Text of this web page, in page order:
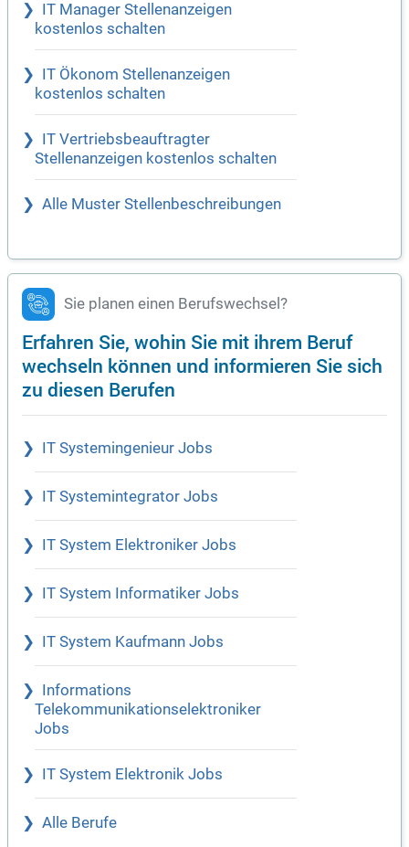
IT Manager Stellenanzeigen
kostenlos schalten
IT Ökonom Stellenanzeigen
kostenlos schalten
IT Vertriebsbeauftragter
Stellenanzeigen kostenlos schalten
Alle Muster Stellenbeschreibungen
Sie planen einen Berufswechsel?
Erfahren Sie, wohin Sie mit ihrem Beruf
wechseln können und informieren Sie sich
zu diesen Berufen
IT Systemingenieur Jobs
IT Systemintegrator Jobs
IT System Elektroniker Jobs
IT System Informatiker Jobs
IT System Kaufmann Jobs
Informations
Telekommunikationselektroniker
Jobs
IT System Elektronik Jobs
Alle Berufe